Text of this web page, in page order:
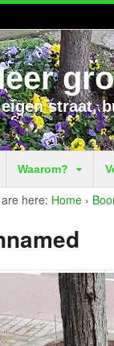
straat,
Waarom?
here: Home ›